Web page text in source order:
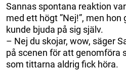
Sannas spontana reaktion
med ett högt ”Nej!”, men
kunde bjuda på sig själv.
– Nej du skojar, wow, säger
på scenen för att genomföra
som tittarna aldrig fick höra.